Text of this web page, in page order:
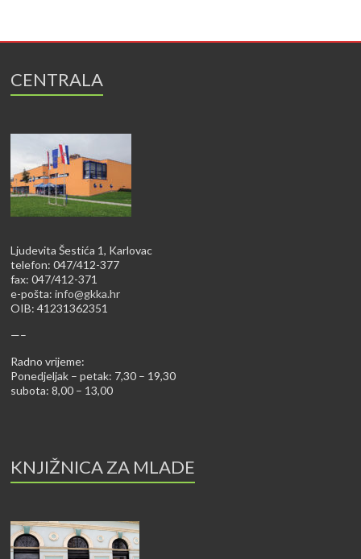
CENTRALA
Ljudevita Šestića 1, Karlovac
telefon: 047/412-377
fax: 047/412-371
e-pošta:info@gkka.hr
OIB: 41231362351
—–
Radno vrijeme:
Ponedjeljak – petak: 7,30 – 19,30
subota: 8,00 – 13,00
KNJIŽNICA ZA MLADE